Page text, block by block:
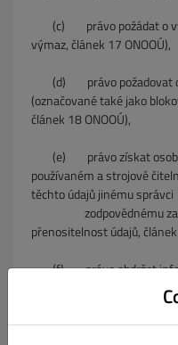
(c) právo požádat o
výmaz, článek 17 ONOOÚ),
(d) právo požadovat
(označované také jako
článek 18 ONOOÚ),
(e) právo získat osobní
používaném a strojově
těchto údajů jinému správci
zodpovědnému za
přenositelnost údajů, článek
(f) právo obdržet
společné odpovědnosti, z
souvislosti se